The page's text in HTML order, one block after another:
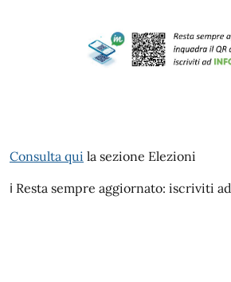
Consulta qui la sezione Elezioni
ℹ️ Resta sempre aggiornato: iscriviti ad